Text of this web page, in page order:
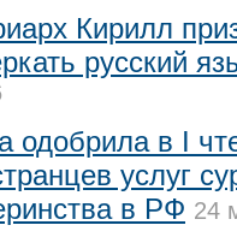
Кирилл
русский
одобрила в I
услуг
в РФ 24